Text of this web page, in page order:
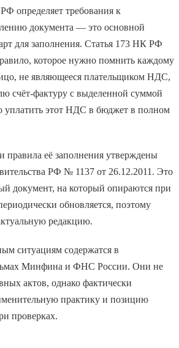
определяет требования к
документа — это основной
для заполнения. Статья 173 НК РФ
которое нужно помнить каждому
не являющееся плательщиком НДС,
счёт-фактуру с выделенной суммой
уплатить этот НДС в бюджет в полном
правила её заполнения утверждены
РФ № 1137 от 26.12.2011. Это
документ, на который опираются при
обновляется, поэтому
редакцию.
ситуациям содержатся в
Минфина и ФНС России. Они не
актов, однако фактически
практику и позицию
проверках.